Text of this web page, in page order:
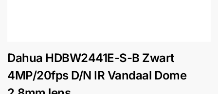
&
Intercom
Dahua HDBW2441E-S-B Zwart
4MP/20fps D/N IR Vandaal Dome